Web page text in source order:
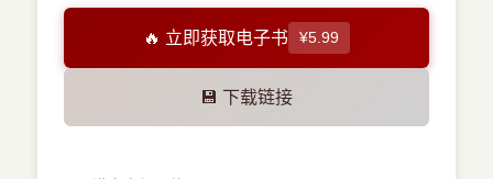
🔥 立即获取电子书 ¥5.99
💾 下载链接